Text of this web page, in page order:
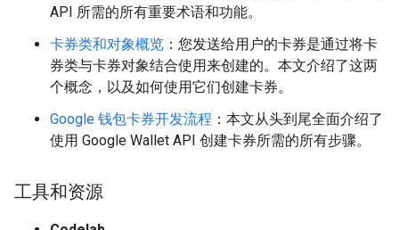
API 所需的所有重要术语和功能。
卡券类和对象概览 ：您发送给用户的卡券是通过将卡
券类与卡券对象结合使用来创建的。本文介绍了这两
个概念，以及如何使用它们创建卡券。
Google 钱包卡券开发流程 ：本文从头到尾全面介绍了
使用 Google Wallet API 创建卡券所需的所有步骤。
工具和资源